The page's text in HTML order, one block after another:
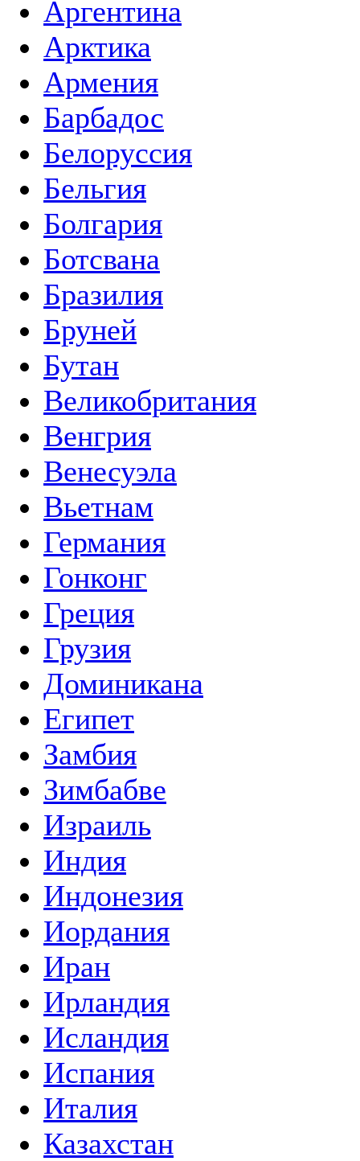
Аргентина
Арктика
Армения
Барбадос
Белоруссия
Бельгия
Болгария
Ботсвана
Бразилия
Бруней
Бутан
Великобритания
Венгрия
Венесуэла
Вьетнам
Германия
Гонконг
Греция
Грузия
Доминикана
Египет
Замбия
Зимбабве
Израиль
Индия
Индонезия
Иордания
Иран
Ирландия
Исландия
Испания
Италия
Казахстан